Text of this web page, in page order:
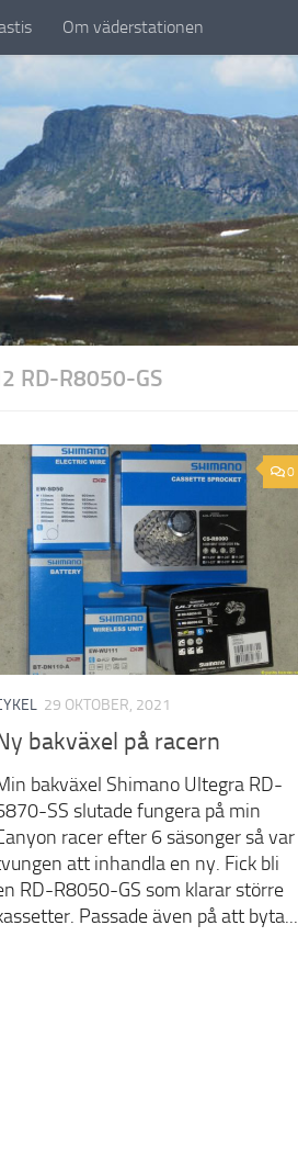
Om väderstationen
RD-R8050-GS
0
29 OKTOBER, 2021
bakväxel på racern
bakväxel Shimano Ultegra RD-
SS slutade fungera på min
racer efter 6 säsonger så var
att inhandla en ny. Fick bli
RD-R8050-GS som klarar större
Passade även på att byta...